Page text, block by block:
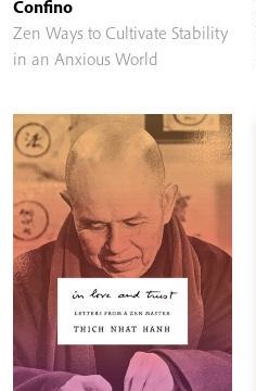
Confino
Zen Ways to Cultivate Stability
in an Anxious World